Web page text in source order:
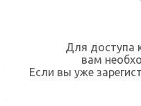
Для доступа
вам
Если вы уже